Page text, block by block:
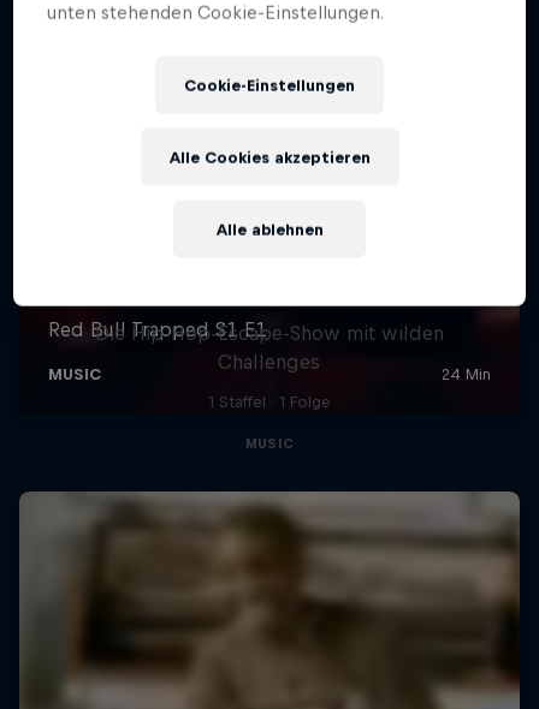
Die Hip-Hop-Escape-Show mit wilden
Challenges
1 Staffel · 1 Folge
MUSIC
unten stehenden Cookie-Einstellungen.
Cookie-Einstellungen
Alle ablehnen
Alle Cookies akzeptieren